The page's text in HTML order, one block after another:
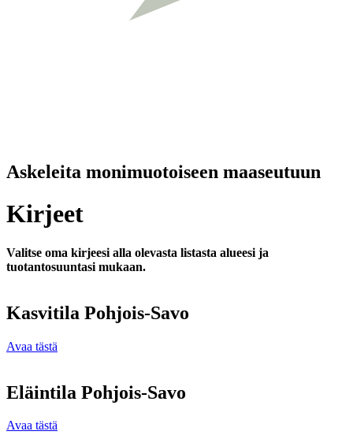
Askeleita monimuotoiseen maaseutuun
Kirjeet
Valitse oma kirjeesi alla olevasta listasta alueesi ja
tuotantosuuntasi mukaan.
Kasvitila Pohjois-Savo
Avaa tästä
Eläintila Pohjois-Savo
Avaa tästä